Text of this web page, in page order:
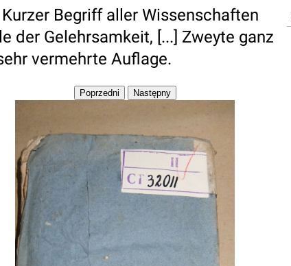
Kurzer Begriff aller Wissenschaften
der Gelehrsamkeit, [...] Zweyte ganz
vermehrte Auflage.